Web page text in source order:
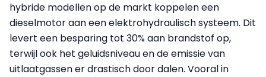
hybride modellen op de markt koppelen een
dieselmotor aan een elektrohydraulisch systeem. Dit
levert een besparing tot 30% aan brandstof op,
terwijl ook het geluidsniveau en de emissie van
uitlaatgassen er drastisch door dalen. Vooral in